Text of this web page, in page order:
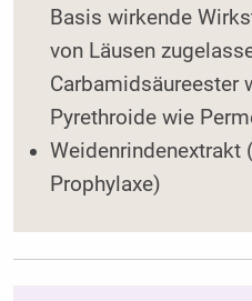
Basis wirkende
von Läusen
Carbamidsäureester
Pyrethroide wie
Weidenrindenextrakt
Prophylaxe)